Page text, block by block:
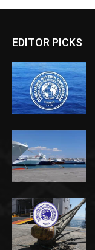
EDITOR PICKS